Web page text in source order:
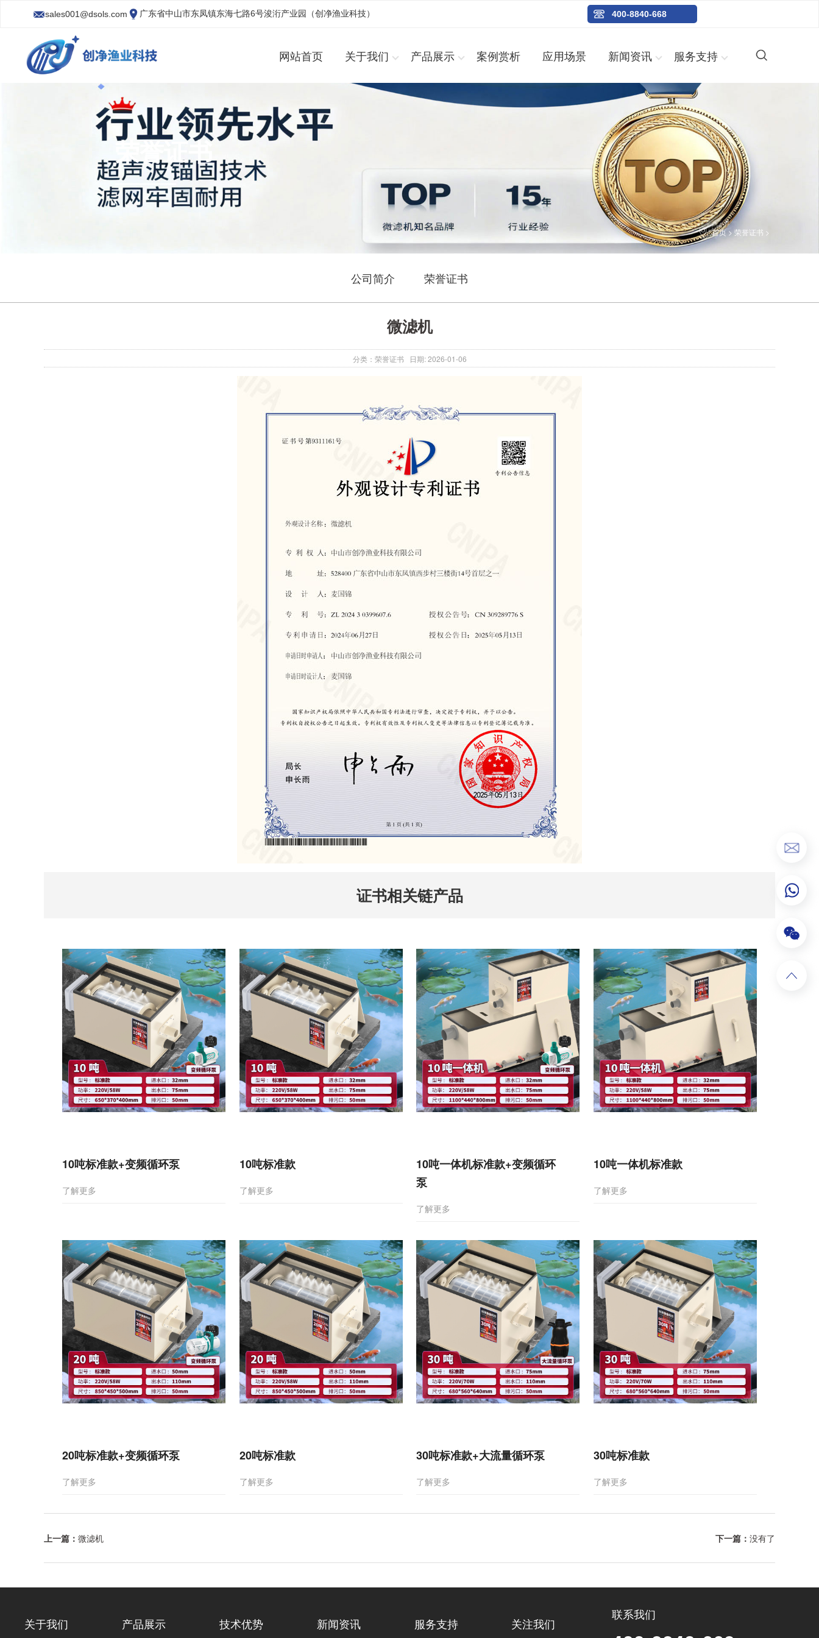
sales001@dsols.com 广东省中山市东凤镇东海七路6号浚洐产业园（创净渔业科技） 400-8840-668
网站首页 关于我们 产品展示 案例赏析 应用场景 新闻资讯 服务支持
荣誉证书
首页 >荣誉证书 >
公司简介 荣誉证书
微滤机
分类： 荣誉证书 日期: 2026-01-06
证书相关链产品
10吨标准款+变频循环泵
了解更多
10吨标准款
了解更多
10吨一体机标准款+变频循环
泵
了解更多
10吨一体机标准款
了解更多
20吨标准款+变频循环泵
了解更多
20吨标准款
了解更多
30吨标准款+大流量循环泵
了解更多
30吨标准款
了解更多
上一篇： 微滤机 下一篇： 没有了
关于我们 产品展示 技术优势 新闻资讯 服务支持 关注我们
联系我们